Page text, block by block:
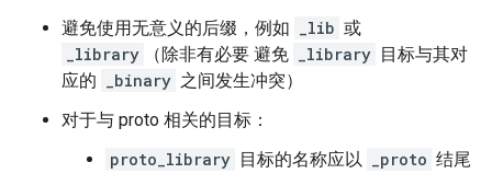
避免使用无意义的后缀，例如
_lib 或
_library
（除非有必要 避免 _library 目标与其对
应的
_binary 之间发生冲突）
对于与 proto 相关的目标：
proto_library 目标的名称应以 _proto 结尾